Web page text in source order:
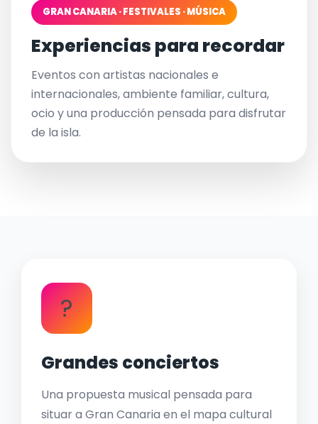
GRAN CANARIA · FESTIVALES · MÚSICA
Experiencias para recordar
Eventos con artistas nacionales e
internacionales, ambiente familiar, cultura,
ocio y una producción pensada para disfrutar
de la isla.
?
Grandes conciertos
Una propuesta musical pensada para
situar a Gran Canaria en el mapa cultural